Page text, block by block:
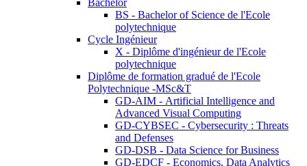
Bachelor
BS - Bachelor of Science de l'Ecole
polytechnique
Cycle Ingénieur
X - Diplôme d'ingénieur de l'Ecole
polytechnique
Diplôme de formation gradué de l'Ecole
Polytechnique -MSc&T
GD-AIM - Artificial Intelligence and
Advanced Visual Computing
GD-CYBSEC - Cybersecurity : Threats
and Defenses
GD-DSB - Data Science for Business
GD-EDCF - Economics, Data Analytics